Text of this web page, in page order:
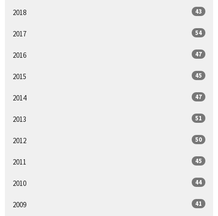
2018 43
2017 54
2016 47
2015 45
2014 47
2013 51
2012 50
2011 45
2010 44
2009 41